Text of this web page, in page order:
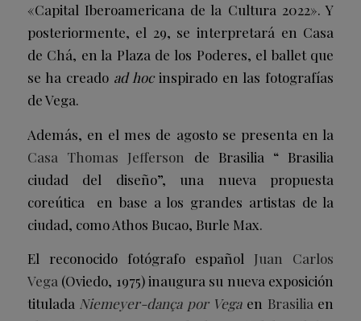
«Capital Iberoamericana de la Cultura 2022». Y
posteriormente, el 29, se interpretará en Casa
de Chá, en la Plaza de los Poderes, el ballet que
se ha creado ad hocinspirado en las fotografías
de Vega.
Además, en el mes de agosto se presenta en la
Casa Thomas Jefferson
de Brasilia “ Brasilia
ciudad del diseño”, una nueva propuesta
coreútica en base a los grandes artistas de la
ciudad, como Athos Bucao, Burle Max.
El reconocido fotógrafo español Juan Carlos
Vega (Oviedo, 1975) inaugura su nueva exposición
titulada Niemeyer-dança por Vega en Brasilia en